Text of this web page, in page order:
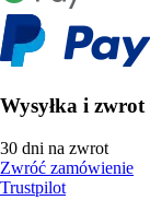
Wysyłka i zwrot
30 dni na zwrot
Zwróć zamówienie
Trustpilot